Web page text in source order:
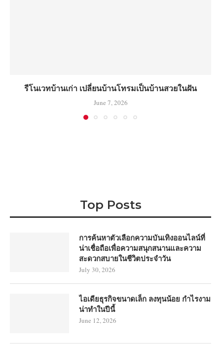
รีโนเวทบ้านเก่า เปลี่ยนบ้านโทรมเป็นบ้านสวยในฝัน
June 7, 2026
Top Posts
การค้นหาตัวเลือกความบันเทิงออนไลน์ที่
น่าเชื่อถือเพื่อความสนุกสนานและความ
สะดวกสบายในชีวิตประจำวัน
July 30, 2026
ไอเดียธุรกิจขนาดเล็ก ลงทุนน้อย กำไรงาม
น่าทำในปีนี้
June 12, 2026